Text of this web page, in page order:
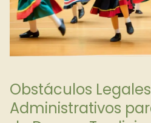
Obstáculos
Administrativos